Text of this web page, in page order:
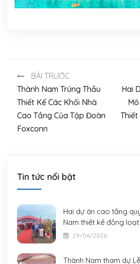
BÀI TRƯỚC
Thành Nam Trúng Thầu
Thiết Kế Các Khối Nhà
Cao Tầng Của Tập Đoàn
Foxconn
Hai
Tin tức nổi bật
Hai dự án cao tầng
Nam thiết kế đồng
29/06/2026
Thành Nam tham dự